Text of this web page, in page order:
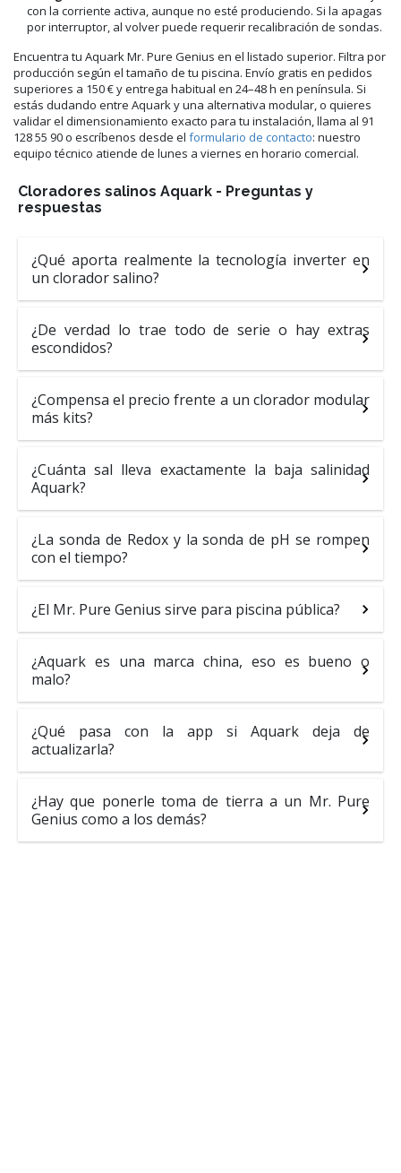
con la corriente activa, aunque no esté produciendo. Si la apagas
por interruptor, al volver puede requerir recalibración de sondas.
Encuentra tu Aquark Mr. Pure Genius en el listado superior. Filtra por
producción según el tamaño de tu piscina. Envío gratis en pedidos
superiores a 150 € y entrega habitual en 24–48 h en península. Si
estás dudando entre Aquark y una alternativa modular, o quieres
validar el dimensionamiento exacto para tu instalación, llama al 91
128 55 90 o escríbenos desde el formulario de contacto: nuestro
equipo técnico atiende de lunes a viernes en horario comercial.
Cloradores salinos Aquark - Preguntas y
respuestas
¿Qué aporta realmente la tecnología inverter en
un clorador salino?
¿De verdad lo trae todo de serie o hay extras
escondidos?
¿Compensa el precio frente a un clorador modular
más kits?
¿Cuánta sal lleva exactamente la baja salinidad
Aquark?
¿La sonda de Redox y la sonda de pH se rompen
con el tiempo?
¿El Mr. Pure Genius sirve para piscina pública?
¿Aquark es una marca china, eso es bueno o
malo?
¿Qué pasa con la app si Aquark deja de
actualizarla?
¿Hay que ponerle toma de tierra a un Mr. Pure
Genius como a los demás?